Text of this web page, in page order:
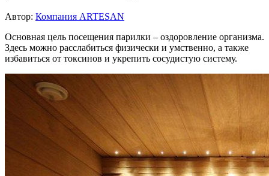
Автор: Компания ARTESAN
Основная цель посещения парилки – оздоровление организма.
Здесь можно расслабиться физически и умственно, а также
избавиться от токсинов и укрепить сосудистую систему.